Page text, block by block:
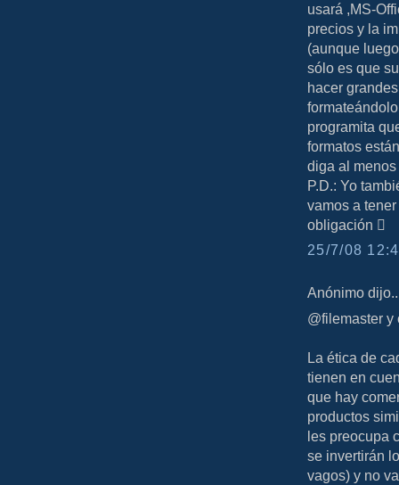
usará ,MS-
precios y la
(aunque
sólo es que
hacer
programita
formatos
diga al
P.D.: Yo
vamos a
obligación 
25/7/08
Anónimo
@filemaster y
La ética de
tienen en
que hay
productos
les preocupa
se invertirán
vagos) y no